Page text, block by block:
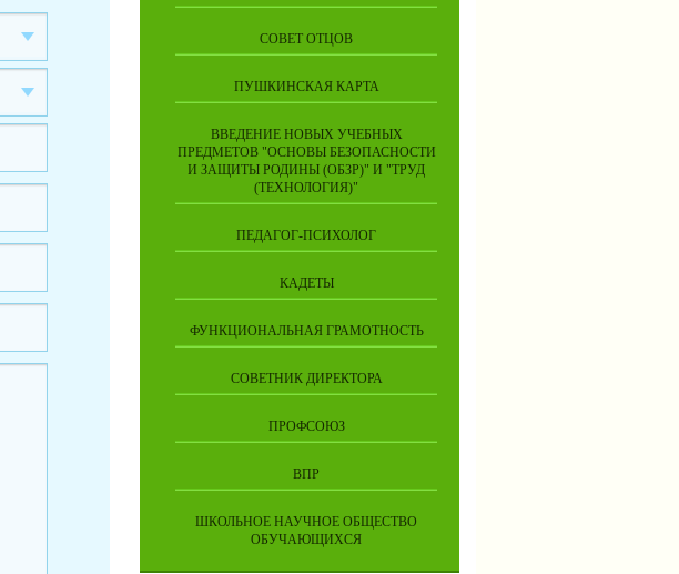
СОВЕТ ОТЦОВ
ПУШКИНСКАЯ КАРТА
ВВЕДЕНИЕ НОВЫХ УЧЕБНЫХ
ПРЕДМЕТОВ "ОСНОВЫ БЕЗОПАСНОСТИ
И ЗАЩИТЫ РОДИНЫ (ОБЗР)" И "ТРУД
(ТЕХНОЛОГИЯ)"
ПЕДАГОГ-ПСИХОЛОГ
КАДЕТЫ
ФУНКЦИОНАЛЬНАЯ ГРАМОТНОСТЬ
СОВЕТНИК ДИРЕКТОРА
ПРОФСОЮЗ
ВПР
ШКОЛЬНОЕ НАУЧНОЕ ОБЩЕСТВО
ОБУЧАЮЩИХСЯ